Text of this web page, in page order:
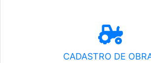
CADASTRO DE